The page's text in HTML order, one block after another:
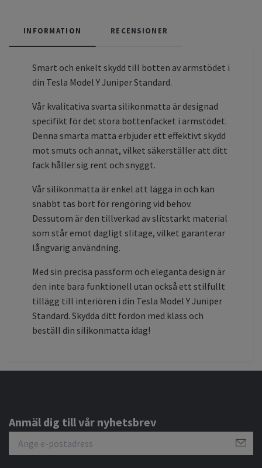
INFORMATION RECENSIONER
Smart och enkelt skydd till botten av armstödet i
din Tesla Model Y Juniper Standard.
Vår kvalitativa svarta silikonmatta är designad
specifikt för det stora bottenfacket i armstödet.
Denna smarta matta erbjuder ett effektivt skydd
mot smuts och annat, vilket säkerställer att ditt
fack håller sig rent och snyggt.
Vår silikonmatta är enkel att lägga in och kan
snabbt tas bort för rengöring vid behov.
Dessutom är den tillverkad av slitstarkt material
som står emot dagligt slitage, vilket garanterar
långvarig användning.
Med sin precisa passform och eleganta design är
den inte bara funktionell utan också ett stilfullt
tillägg till interiören i din Tesla Model Y Juniper
Standard. Skydda ditt fordon med klass och
beställ din silikonmatta idag!
Anmäl dig till vår nyhetsbrev